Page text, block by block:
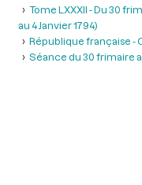
Tome LXXXII - Du 30
au 4 Janvier 1794)
République française -
Séance du 30 frimaire